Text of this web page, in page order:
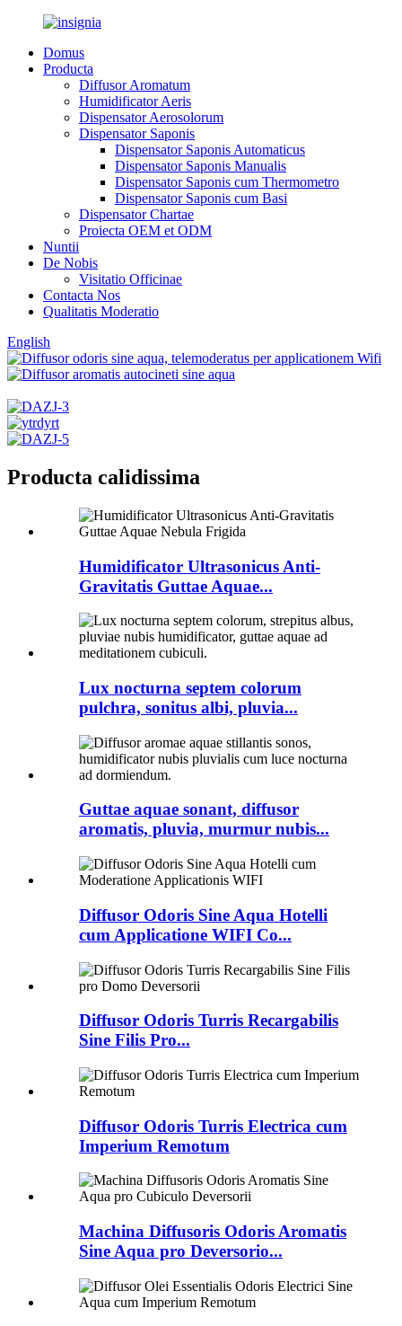
Domus
Producta
Diffusor Aromatum
Humidificator Aeris
Dispensator Aerosolorum
Dispensator Saponis
Dispensator Saponis Automaticus
Dispensator Saponis Manualis
Dispensator Saponis cum Thermometro
Dispensator Saponis cum Basi
Dispensator Chartae
Proiecta OEM et ODM
Nuntii
De Nobis
Visitatio Officinae
Contacta Nos
Qualitatis Moderatio
English
Producta calidissima
Humidificator Ultrasonicus Anti-
Gravitatis Guttae Aquae...
Lux nocturna septem colorum
pulchra, sonitus albi, pluvia...
Guttae aquae sonant, diffusor
aromatis, pluvia, murmur nubis...
Diffusor Odoris Sine Aqua Hotelli
cum Applicatione WIFI Co...
Diffusor Odoris Turris Recargabilis
Sine Filis Pro...
Diffusor Odoris Turris Electrica cum
Imperium Remotum
Machina Diffusoris Odoris Aromatis
Sine Aqua pro Deversorio...